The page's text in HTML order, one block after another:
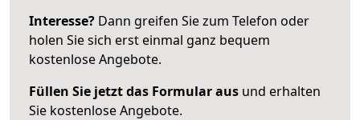
Interesse? Dann greifen Sie zum Telefon oder
holen Sie sich erst einmal ganz bequem
kostenlose Angebote.
Füllen Sie jetzt das Formular aus und erhalten
Sie kostenlose Angebote.